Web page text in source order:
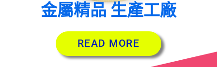
金屬精品 生產工廠
READ MORE